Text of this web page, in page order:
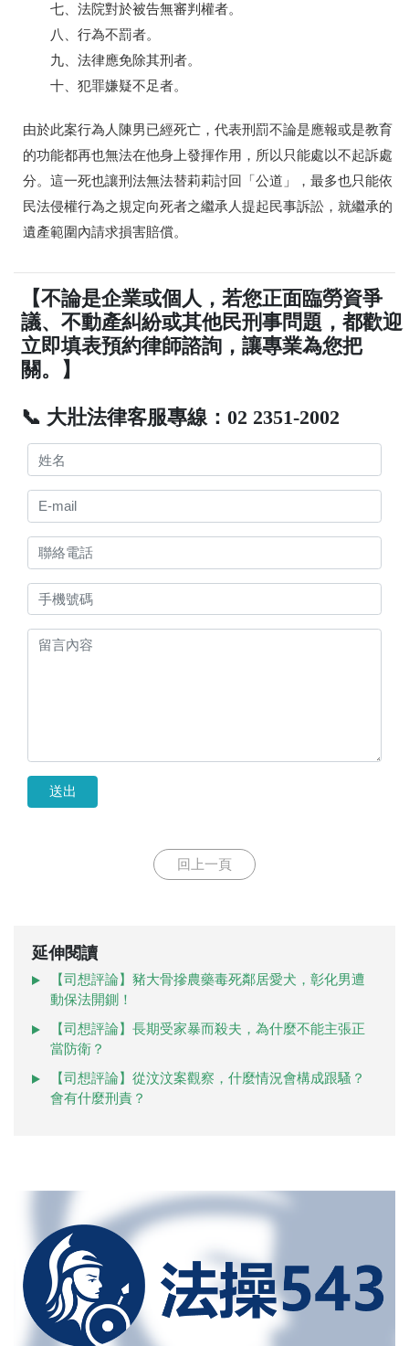
七、法院對於被告無審判權者。
八、行為不罰者。
九、法律應免除其刑者。
十、犯罪嫌疑不足者。
由於此案行為人陳男已經死亡，代表刑罰不論是應報或是教育
的功能都再也無法在他身上發揮作用，所以只能處以不起訴處
分。這一死也讓刑法無法替莉莉討回「公道」，最多也只能依
民法侵權行為之規定向死者之繼承人提起民事訴訟，就繼承的
遺產範圍內請求損害賠償。
【不論是企業或個人，若您正面臨勞資爭
議、不動產糾紛或其他民刑事問題，都歡迎
立即填表預約律師諮詢，讓專業為您把
關。】
📞 大壯法律客服專線：02 2351-2002
送出
回上一頁
延伸閱讀
【司想評論】豬大骨摻農藥毒死鄰居愛犬，彰化男遭
動保法開鍘！
【司想評論】長期受家暴而殺夫，為什麼不能主張正
當防衛？
【司想評論】從汶汶案觀察，什麼情況會構成跟騷？
會有什麼刑責？